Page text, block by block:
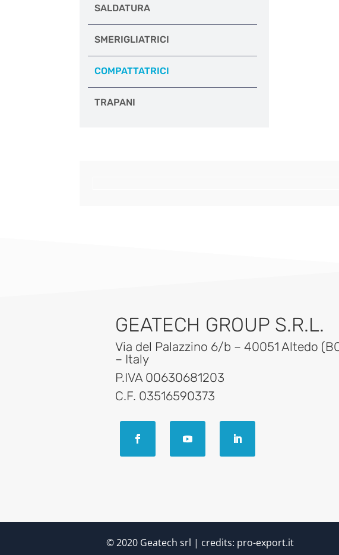
SALDATURA
SMERIGLIATRICI
COMPATTATRICI
TRAPANI
GEATECH GROUP S.R.L.
Via del Palazzino 6/b – 40051 Altedo
– Italy
P.IVA 00630681203
C.F. 03516590373
© 2020 Geatech srl | credits: pro-export.it